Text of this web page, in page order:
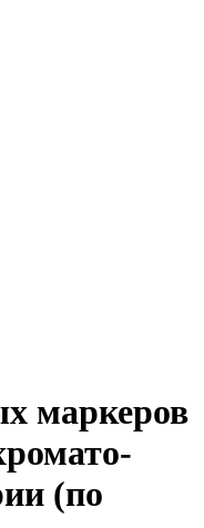
маркеров
(по